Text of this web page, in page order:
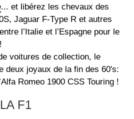
... et libérez les chevaux des
Jaguar F-Type R et autres
l’Italie et l’Espagne pour le
voitures de collection, le
deux joyaux de la fin des 60's:
Romeo 1900 CSS Touring !
F1